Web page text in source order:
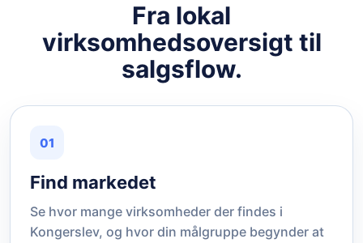
Fra lokal
virksomhedsoversigt til
salgsflow.
01
Find markedet
Se hvor mange virksomheder der findes i
Kongerslev, og hvor din målgruppe begynder at